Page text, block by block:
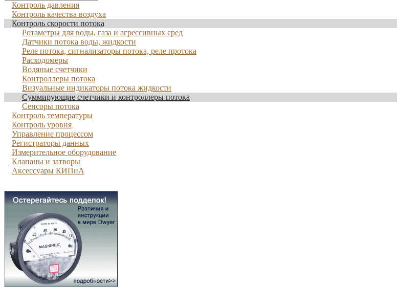
Контроль давления
Контроль качества воздуха
Контроль скорости потока
Ротаметры для воды, газа и агрессивных сред
Датчики потока воды, жидкости
Реле потока, сигнализаторы потока, реле протока
Расходомеры
Водяные счетчики
Контроллеры потока
Визуальные индикаторы потока жидкости
Суммирующие счетчики и контроллеры потока
Сенсоры потока
Контроль температуры
Контроль уровня
Управление процессом
Регистраторы данных
Измерительное оборудование
Клапаны и затворы
Аксессуары КИПиА